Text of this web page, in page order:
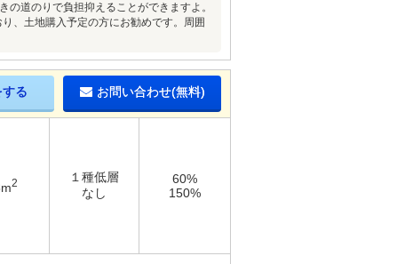
道のりで負担抑えることができますよ。
、土地購入予定の方にお勧めです。周囲
する お問い合わせ(無料)
2
１種低層
なし
60%
150%